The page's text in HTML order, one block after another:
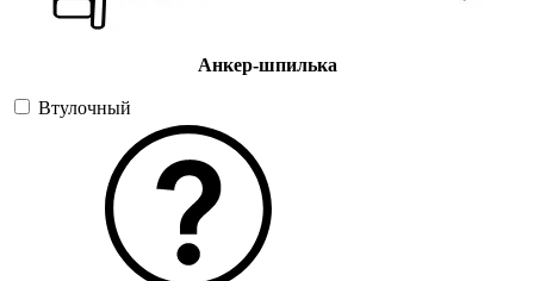
Анкер-шпилька
Втулочный